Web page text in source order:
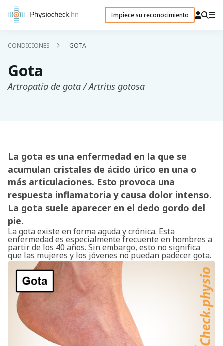
Empiece su reconocimiento
CONDICIONES GOTA
Gota
Artropatía de gota / Artritis gotosa
La gota es una enfermedad en la que se
acumulan cristales de ácido úrico en una o
más articulaciones. Esto provoca una
respuesta inflamatoria y causa dolor intenso.
La gota suele aparecer en el dedo gordo del
pie.
La gota existe en forma aguda y crónica. Esta
enfermedad es especialmente frecuente en hombres a
partir de los 40 años. Sin embargo, esto no significa
que las mujeres y los jóvenes no puedan padecer gota.